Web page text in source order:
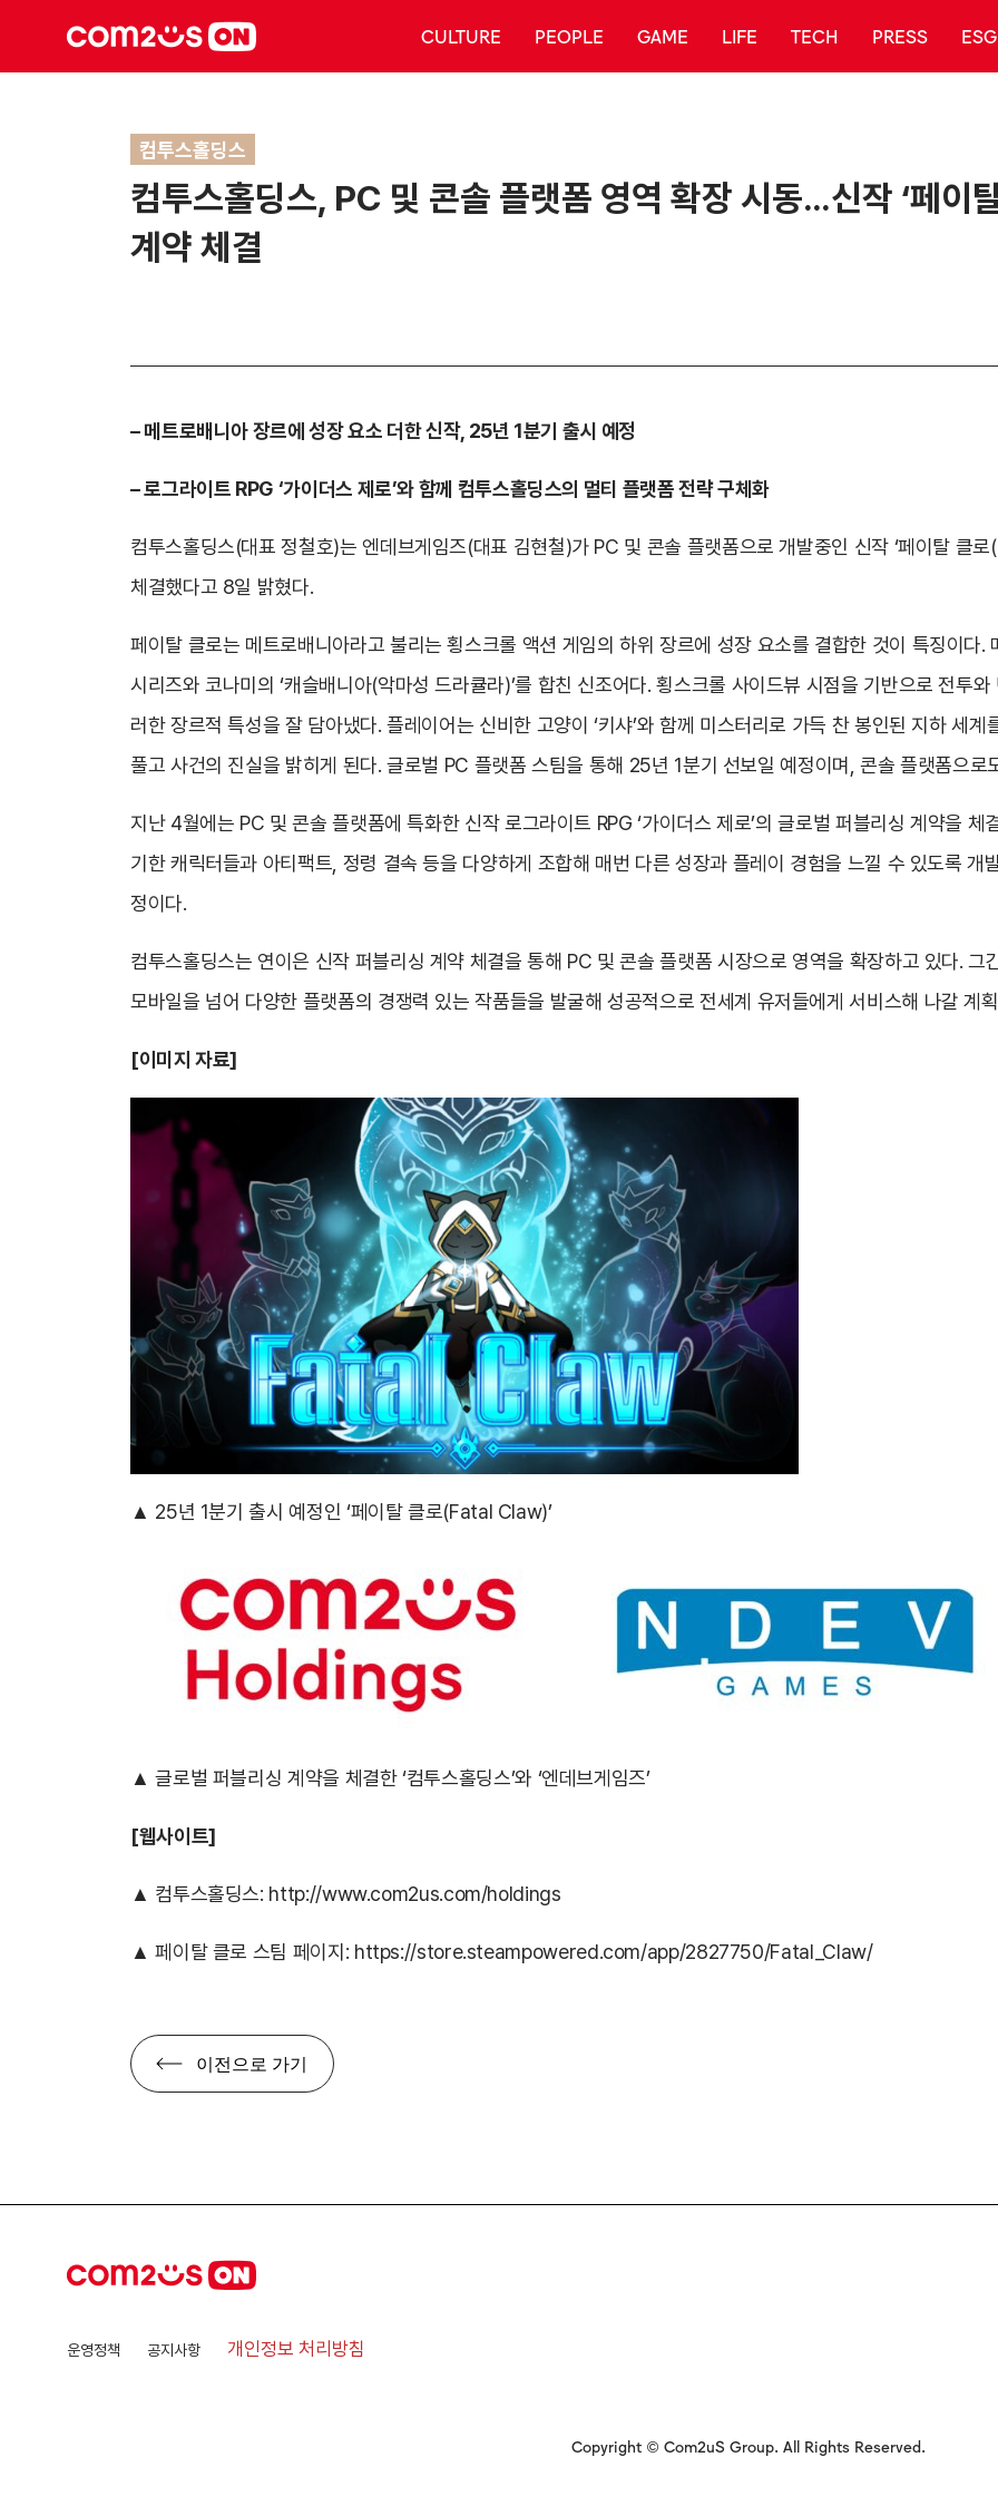
CULTURE PEOPLE GAME LIFE TECH PRESS ESG
컴투스홀딩스
컴투스홀딩스, PC 및 콘솔 플랫폼 영역 확장 시동…신작 ‘페이
계약 체결
– 메트로배니아 장르에 성장 요소 더한 신작, 25년 1분기 출시 예정
– 로그라이트 RPG ‘가이더스 제로’와 함께 컴투스홀딩스의 멀티 플랫폼 전략 구체화
컴투스홀딩스(대표 정철호)는 엔데브게임즈(대표 김현철)가 PC 및 콘솔 플랫폼으로 개발중인 신작 ‘페이탈 클
체결했다고 8일 밝혔다.
페이탈 클로는 메트로배니아라고 불리는 횡스크롤 액션 게임의 하위 장르에 성장 요소를 결합한 것이 특징이다.
시리즈와 코나미의 ‘캐슬배니아(악마성 드라큘라)’를 합친 신조어다. 횡스크롤 사이드뷰 시점을 기반으로 전투
러한 장르적 특성을 잘 담아냈다. 플레이어는 신비한 고양이 ‘키샤’와 함께 미스터리로 가득 찬 봉인된 지하 세
풀고 사건의 진실을 밝히게 된다. 글로벌 PC 플랫폼 스팀을 통해 25년 1분기 선보일 예정이며, 콘솔 플랫폼으로
지난 4월에는 PC 및 콘솔 플랫폼에 특화한 신작 로그라이트 RPG ‘가이더스 제로’의 글로벌 퍼블리싱 계약을
기한 캐릭터들과 아티팩트, 정령 결속 등을 다양하게 조합해 매번 다른 성장과 플레이 경험을 느낄 수 있도록
정이다.
컴투스홀딩스는 연이은 신작 퍼블리싱 계약 체결을 통해 PC 및 콘솔 플랫폼 시장으로 영역을 확장하고 있다.
모바일을 넘어 다양한 플랫폼의 경쟁력 있는 작품들을 발굴해 성공적으로 전세계 유저들에게 서비스해 나갈 계
[이미지 자료]
▲ 25년 1분기 출시 예정인 ‘페이탈 클로(Fatal Claw)’
▲ 글로벌 퍼블리싱 계약을 체결한 ‘컴투스홀딩스’와 ‘엔데브게임즈’
[웹사이트]
▲ 컴투스홀딩스: http://www.com2us.com/holdings
▲ 페이탈 클로 스팀 페이지: https://store.steampowered.com/app/2827750/Fatal_Claw/
이전으로 가기
운영정책 공지사항 개인정보 처리방침
Copyright © Com2uS Group. All Rights Reserved.